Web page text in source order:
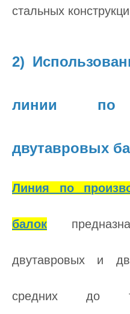
стальных
2)
линии по
двутавровых
Линия по
балок
двутавровых и
средних до